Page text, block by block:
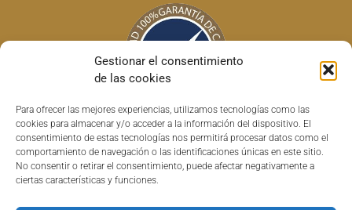
Gestionar el consentimiento
de las cookies
Para ofrecer las mejores experiencias, utilizamos tecnologías como las
cookies para almacenar y/o acceder a la información del dispositivo. El
consentimiento de estas tecnologías nos permitirá procesar datos como el
comportamiento de navegación o las identificaciones únicas en este sitio.
No consentir o retirar el consentimiento, puede afectar negativamente a
ciertas características y funciones.